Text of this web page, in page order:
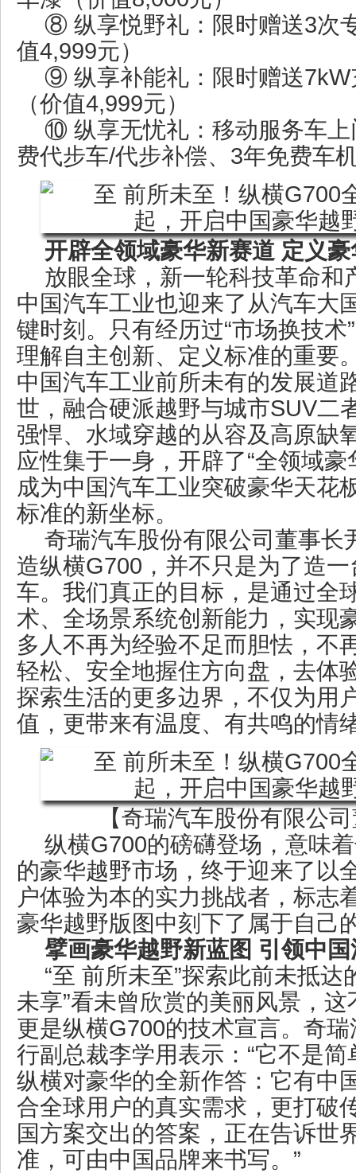
⑧ 纵享悦野礼：限时赠送3次
值4,999元）
⑨ 纵享补能礼：限时赠送7kW
（价值4,999元）
⑩ 纵享无忧礼：移动服务车上
费代步车/代步补偿、3年免费车
开辟全领域豪华新赛道 定义
放眼全球，新一轮科技革命和
中国汽车工业也迎来了从汽车大
键时刻。只有经历过“市场换技
理解自主创新、定义标准的重要
中国汽车工业前所未有的发展道
世，融合硬派越野与城市SUV二
强悍、水域穿越的从容及高原缺
应性集于一身，开辟了“全领域
成为中国汽车工业突破豪华天花
标准的新坐标。
奇瑞汽车股份有限公司董事长
造纵横G700，并不只是为了造
车。我们真正的目标，是通过全
术、全场景系统创新能力，实
多人不再为经验不足而胆怯，不
轻松、安全地握住方向盘，去体
探索生活的更多边界，不仅为用
值，更带来有温度、有共鸣的情
【奇瑞汽车股份有限公
纵横G700的磅礴登场，意味
的豪华越野市场，终于迎来了以
户体验为本的实力挑战者，标志
豪华越野版图中刻下了属于自己
擘画豪华越野新蓝图 引领中
“至 前所未至”探索此前未抵达
未享”看未曾欣赏的美丽风景，
更是纵横G700的技术宣言。奇
行副总裁李学用表示：“它不是
纵横对豪华的全新作答：它有中
合全球用户的真实需求，更打破
国方案交出的答案，正在告诉
准，可由中国品牌来书写。”